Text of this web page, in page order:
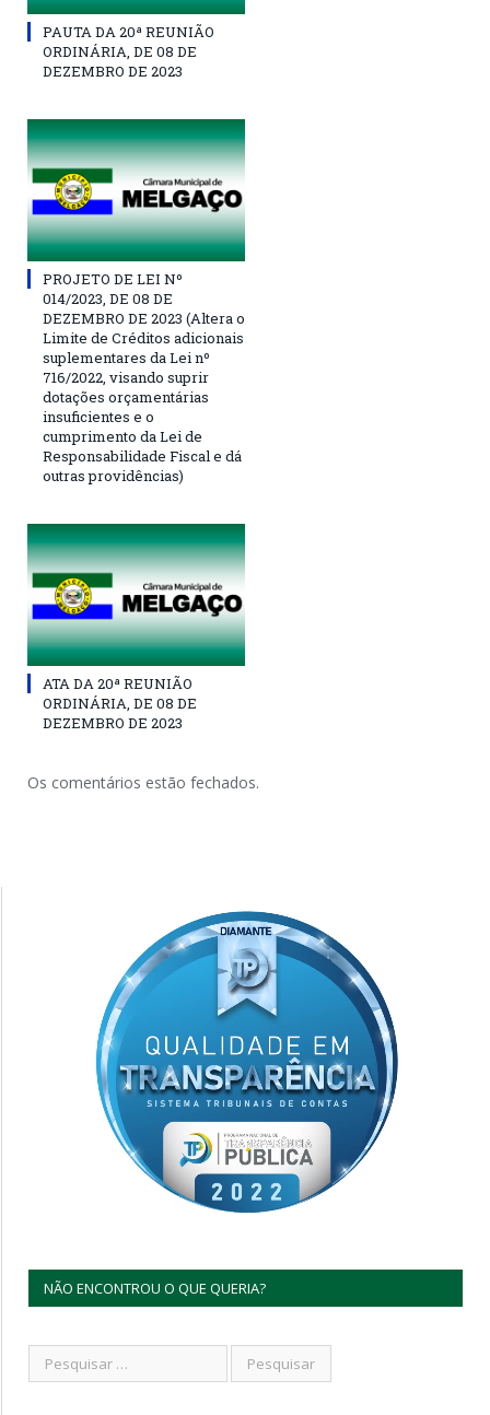
PAUTA DA 20ª REUNIÃO
ORDINÁRIA, DE 08 DE
DEZEMBRO DE 2023
PROJETO DE LEI Nº
014/2023, DE 08 DE
DEZEMBRO DE 2023 (Altera o
Limite de Créditos adicionais
suplementares da Lei nº
716/2022, visando suprir
dotações orçamentárias
insuficientes e o
cumprimento da Lei de
Responsabilidade Fiscal e dá
outras providências)
ATA DA 20ª REUNIÃO
ORDINÁRIA, DE 08 DE
DEZEMBRO DE 2023
Os comentários estão fechados.
NÃO ENCONTROU O QUE QUERIA?